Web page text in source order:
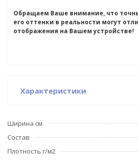
Обращаем Ваше внимание, что
его оттенки в реальности могут
отображения на Вашем устройстве!
Характеристики
Ширина см
Состав
Плотность г/м2